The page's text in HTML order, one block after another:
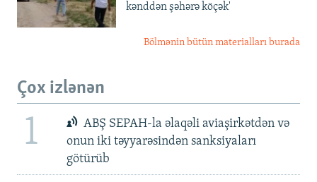
kənddən şəhərə köçək'
Bölmənin bütün materialları burada
Çox izlənən
1
ABŞ SEPAH-la əlaqəli aviaşirkətdən və
onun iki təyyarəsindən sanksiyaları
götürüb